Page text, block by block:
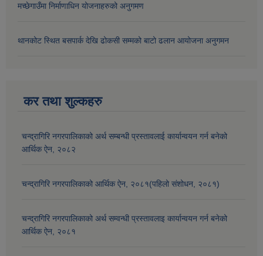
मच्छेगाउँमा निर्माणाधिन योजनाहरुको अनुगमण
थानकोट स्थित बसपार्क देखि ढोकसी सम्मको बाटो ढलान आयोजना अनुगमन
कर तथा शुल्कहरु
चन्द्रागिरि नगरपालिकाको अर्थ सम्बन्धी प्रस्तावलाई कार्यान्वयन गर्न बनेको
आर्थिक ऐन, २०८२
चन्द्रागिरि नगरपालिकाको आर्थिक ऐन, २०८१(पहिलो संशोधन, २०८१)
चन्द्रागिरि नगरपालिकाको अर्थ सम्वन्धी प्रस्तावलाइ कार्यान्वयन गर्न बनेको
आर्थिक ऐन, २०८१